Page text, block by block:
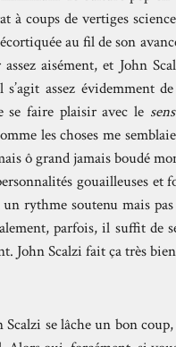
à coups de vertiges
au fil de son
aisément, et John
assez évidemment
se faire plaisir avec le
les choses me
ô grand jamais boudé
gouailleuses
rythme soutenu mais pas
parfois, il suffit de
John Scalzi fait ça très
se lâche un bon